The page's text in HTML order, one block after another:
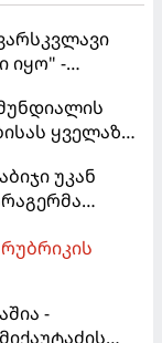
იყო" -
ისაუბრა
ყველაზე
უკან
-